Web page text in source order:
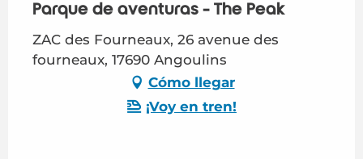
Parque de aventuras - The Peak
ZAC des Fourneaux, 26 avenue des
fourneaux, 17690 Angoulins
Cómo llegar
¡Voy en tren!